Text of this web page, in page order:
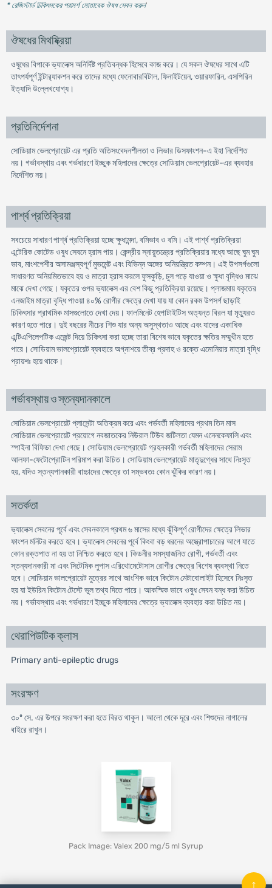
* রেজিস্টার্ড চিকিৎসকের পরামর্শ মোতাবেক ঔষধ সেবন করুন'
ঔষধের মিথষ্ক্রিয়া
ওষুধের বিপাকে ভ্যালেক্স অনির্দিষ্ট প্রতিবন্ধক হিসেবে কাজ করে। যে সকল ঔষধের সাথে এটি
তাৎপর্যপূর্ণ ইন্টার‍্যাকশন করে তাদের মধ্যে ফেনোবারবিটাল, ফিনাইটয়েন, ওয়ারফারিন, এসপিরিন
ইত্যাদি উল্লেখযোগ্য।
প্রতিনির্দেশনা
সোডিয়াম ভেলপ্রোয়েট এর প্রতি অতিসংবেদনশীলতা ও লিভার ডিসফাংশন-এ ইহা নির্দেশিত
নয়। গর্ভাবস্থায় এবং গর্ভধারণে ইচ্ছুক মহিলাদের ক্ষেত্রে সোডিয়াম ভেলপ্রোয়েট-এর ব্যবহার
নির্দেশিত নয়।
পার্শ্ব প্রতিক্রিয়া
সবচেয়ে সাধারণ পার্শ্ব প্রতিক্রিয়া হচ্ছে ক্ষুধামন্দা, বমিভাব ও বমি। এই পার্শ্ব প্রতিক্রিয়া
এন্টেরিক কোটেড ওষুধ সেবনে হ্রাস পায়। কেন্দ্রীয় স্নায়ুতন্ত্রের প্রতিক্রিয়ার মধ্যে আছে ঘুম ঘুম
ভাব, মাংশপেশীর অসামঞ্জস্যপূর্ণ মুভমেন্ট এবং বিভিন্ন অঙ্গের অনিয়ন্ত্রিত কম্পন। এই উপসর্গগুলো
সাধারণত অনিয়মিতভাবে হয় ও মাত্রা হ্রাস করলে ফুসকুড়ি, চুল পড়ে যাওয়া ও ক্ষুধা বৃদ্ধিও মাঝে
মাঝে দেখা গেছে। যকৃতের ওপর ভ্যালেক্স এর বেশ কিছু প্রতিক্রিয়া রয়েছে। প্লাজমায় যকৃতের
এনজাইম মাত্রা বৃদ্ধি পাওয়া ৪০% রোগীর ক্ষেত্রে দেখা যায় যা কোন রকম উপসর্গ ছাড়াই
চিকিৎসার প্রাথমিক মাসগুলোতে দেখা দেয়। ফালমিনেট হেপাটাইটিস অত্যন্ত বিরল যা মৃত্যুরও
কারণ হতে পারে। দুই বছরের নীচের শিশু যার অন্য অসুস্থতাও আছে এবং যাদের একাধিক
এন্টিএপিলেপটিক এজেন্ট দিয়ে চিকিৎসা করা হচ্ছে তারা বিশেষ ভাবে যকৃতের ক্ষতির সম্মুখীন হতে
পারে। সোডিয়াম ভালপ্রোয়েট ব্যবহারে অগ্নাশয়ে তীব্র প্রদাহ ও রক্তে এমোনিয়ার মাত্রা বৃদ্ধি
প্রায়শঃ হয়ে থাকে।
গর্ভাবস্থায় ও স্তন্যদানকালে
সোডিয়াম ভেলপ্রোয়েট প্লাসেন্টা অতিক্রম করে এবং পর্ভবর্তী মহিলাদের প্রথম তিন মাস
সোডিয়াম ভেলপ্রোয়েট প্রয়োগে নবজাতকের নিউরাল টিউব জটিলতা যেমন এনেনকেফালি এবং
স্পাইনা বিফিডা দেখা গেছে। সোডিয়াম ভেলপ্রোয়েট গ্রহনকারী গর্ভবর্তী মহিলাদের সেরাম
আলফা-ফেটোপ্রোটিন পরিমাপ করা উচিত। সোডিয়াম ভেলপ্রোয়েট মাতৃদুগ্ধের সাথে নিঃসৃত
হয়, যদিও স্তন্যপানকারী বাচ্চাদের ক্ষেত্রে তা সম্ভবতঃ কোন ঝুঁকির কারণ নয়।
সতর্কতা
ভ্যালেক্স সেবনের পূর্বে এবং সেবনকালে প্রথম ৬ মাসের মধ্যে ঝুঁকিপূর্ণ রোগীদের ক্ষেত্রে লিভার
ফাংশন মনিটর করতে হবে। ভ্যালেক্স সেবনের পূর্বে কিংবা বড় ধরনের অস্ত্রোপাচারের আগে যাতে
কোন রক্তপাত না হয় তা নিশ্চিত করতে হবে। কিডনীর সমস্যাজনিত রোগী, গর্ভবর্তী এবং
স্তন্যদানকারী মা এবং সিটেমিক লুপাস এরিথোমেটোসাস রোগীর ক্ষেত্রে বিশেষ ব্যবস্থা নিতে
হবে। সোডিয়াম ভালপ্রোয়েট মুত্রের সাথে আংশিক ভাবে কিটোন মেটাবোলাইট হিসেবে নিঃসৃত
হয় যা ইউরিন কিটোন টেস্টে ভুল তথ্য দিতে পারে। আকস্মিক ভাবে ওষুধ সেবন বন্ধ করা উচিত
নয়। গর্ভাবস্থায় এবং গর্ভধারণে ইচ্ছুক মহিলাদের ক্ষেত্রে ভ্যালেক্স ব্যবহার করা উচিত নয়।
থেরাপিউটিক ক্লাস
Primary anti-epileptic drugs
সংরক্ষণ
৩০º সে. এর উপরে সংরক্ষণ করা হতে বিরত থাকুন। আলো থেকে দূরে এবং শিশুদের নাগালের
বাইরে রাখুন।
Pack Image: Valex 200 mg/5 ml Syrup
↑